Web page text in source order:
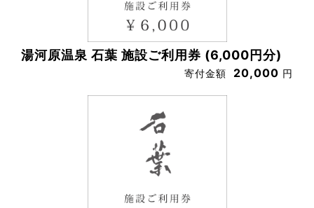
湯河原温泉 石葉 施設ご利用券 (6,000円分)
寄付金額 20,000 円